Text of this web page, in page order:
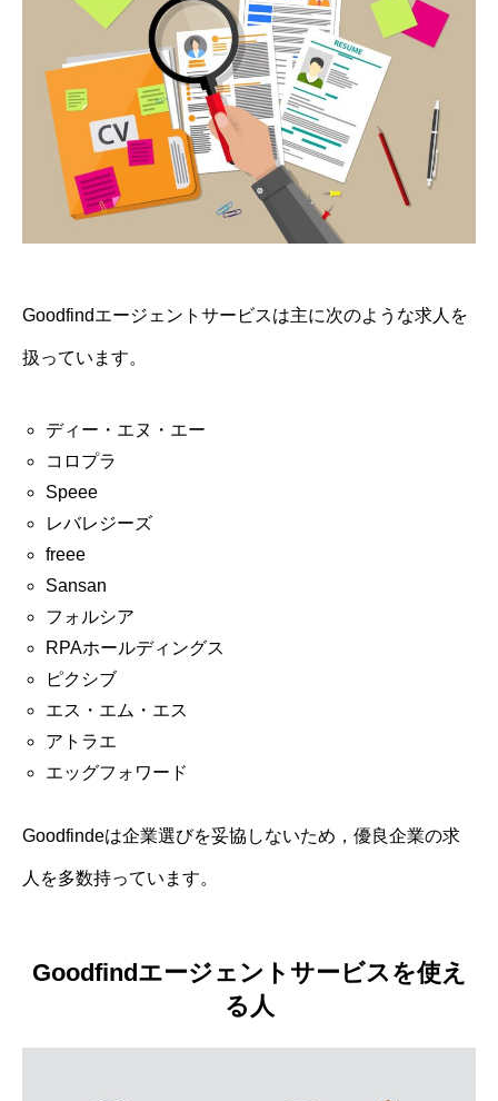
Goodfindエージェントサービスは主に次のような求人を
扱っています。
ディー・エヌ・エー
コロプラ
Speee
レバレジーズ
freee
Sansan
フォルシア
RPAホールディングス
ピクシブ
エス・エム・エス
アトラエ
エッグフォワード
Goodfindeは企業選びを妥協しないため，優良企業の求
人を多数持っています。
Goodfindエージェントサービスを使え
る人